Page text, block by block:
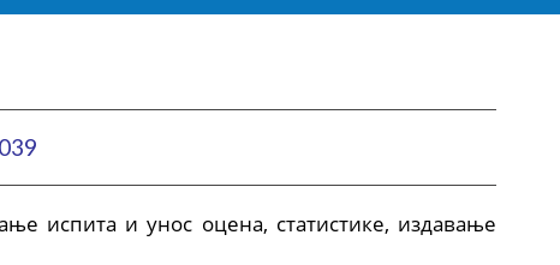
испита и унос оцена, статистике, издавање